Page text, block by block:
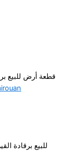
/ قطعة أرض للبيع